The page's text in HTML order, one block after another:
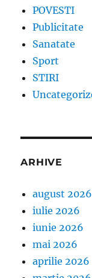
POVESTI
Publicitate
Sanatate
Sport
STIRI
ARHIVE
august 2026
iulie 2026
iunie 2026
mai 2026
aprilie 2026